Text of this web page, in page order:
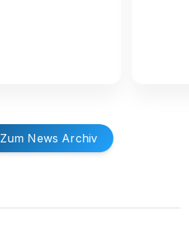
Zum News Archiv